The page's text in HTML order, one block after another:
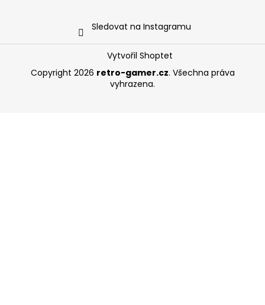
Sledovat na Instagramu
Vytvořil Shoptet
Copyright 2026 retro-gamer.cz. Všechna práva
vyhrazena.